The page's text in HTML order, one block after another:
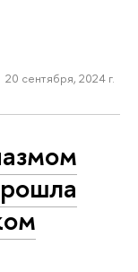
20 сентября, 2024 г.